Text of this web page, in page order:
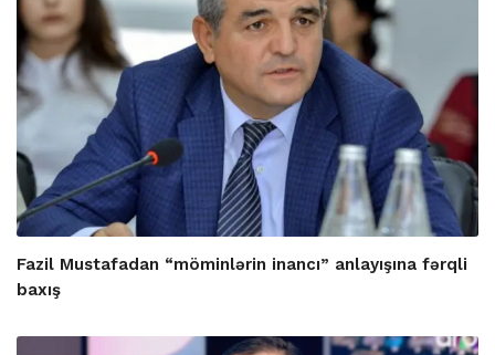
Fazil Mustafadan “möminlərin inancı” anlayışına fərqli
baxış